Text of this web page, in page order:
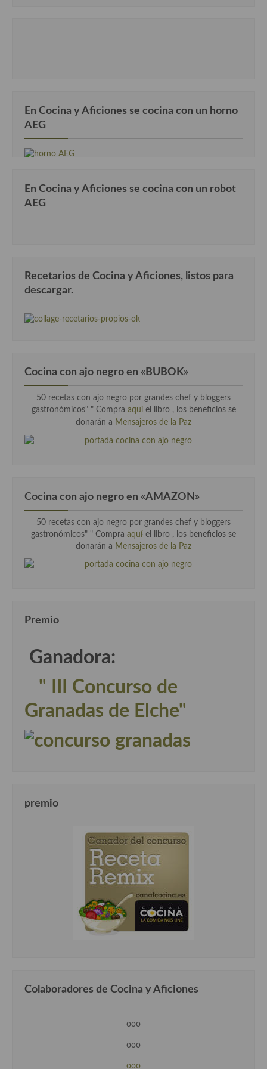
En Cocina y Aficiones se cocina con un horno
AEG
En Cocina y Aficiones se cocina con un robot
AEG
Recetarios de Cocina y Aficiones, listos para
descargar.
Cocina con ajo negro en «BUBOK»
50 recetas con ajo negro por grandes chef y bloggers
gastronómicos" " Compra aqui el libro , los beneficios se
donarán a Mensajeros de la Paz
Cocina con ajo negro en «AMAZON»
50 recetas con ajo negro por grandes chef y bloggers
gastronómicos" " Compra aquí el libro , los beneficios se
donarán a Mensajeros de la Paz
Premio
Ganadora:
" III Concurso de
Granadas de Elche"
premio
Colaboradores de Cocina y Aficiones
ooo
ooo
ooo